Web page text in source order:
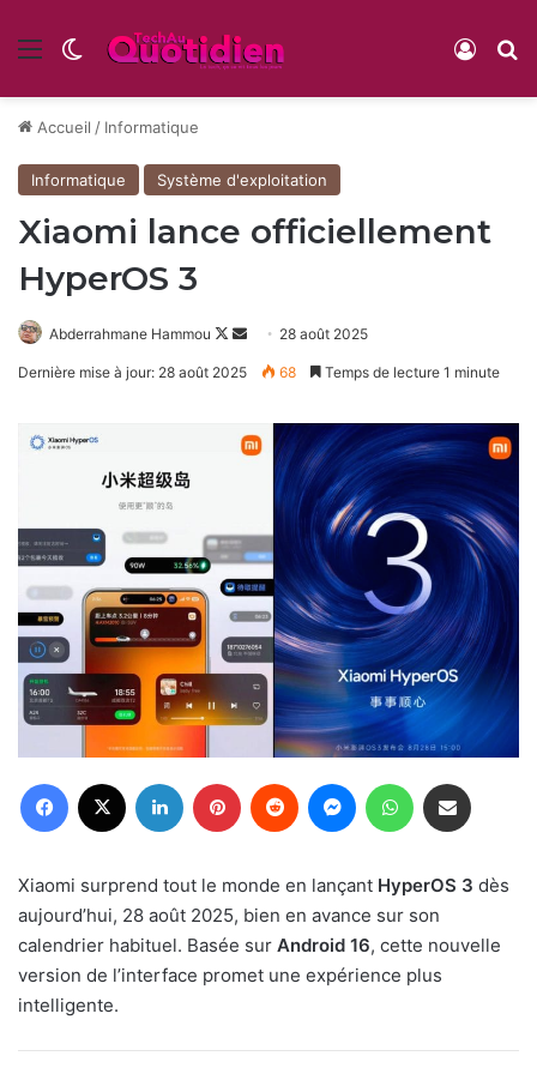
Menu Switch skin
Accueil / Informatique
Informatique Système d'exploitation
Xiaomi lance officiellement
HyperOS 3
Abderrahmane Hammou
Follow
Envoyer28 août 2025
Dernière mise à jour: 28 août 2025 68 Temps de lecture 1 minute
Facebook Linkedin Pinterest Reddit MessengerWhatsApp
Xiaomi surprend tout le monde en lançant HyperOS 3 dès
aujourd’hui, 28 août 2025, bien en avance sur son
calendrier habituel. Basée sur Android 16, cette nouvelle
version de l’interface promet une expérience plus
intelligente.